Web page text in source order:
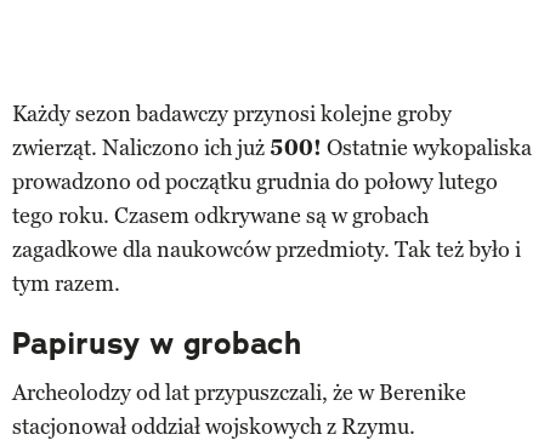
Każdy sezon badawczy przynosi kolejne groby
zwierząt. Naliczono ich już 500! Ostatnie wykopaliska
prowadzono od początku grudnia do połowy lutego
tego roku. Czasem odkrywane są w grobach
zagadkowe dla naukowców przedmioty. Tak też było i
tym razem.
Papirusy w grobach
Archeolodzy od lat przypuszczali, że w Berenike
stacjonował oddział wojskowych z Rzymu.